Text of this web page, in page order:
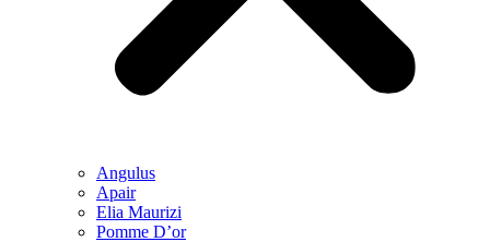
Angulus
Apair
Elia Maurizi
Pomme D’or